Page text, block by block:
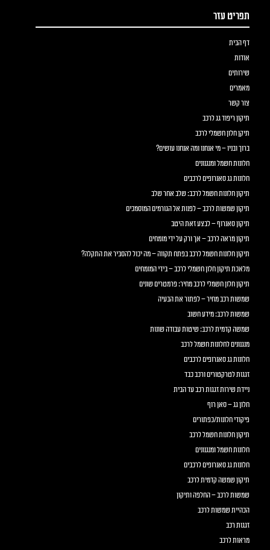
תפריט עזר
דף הבית
אודות
שירותים
מאמרים
צור קשר
תיקון ריפוד גג לרכב
תיקן חלון חשמלי לרכב
ברוך ובניו – מי אנחנו ומה אנחנו עושים?
חלונות חשמל ומנגנונים
חלונות גג סאנרופים לרכבים
תיקון חלונות חשמל לרכב: שלב אחר שלב
תיקון שמשות לרכב – לפנות אל הגורמים המוסמכים
תיקון סאנרוף – לבצע זאת היטב
תיקון מראה לרכב – אך ורק על ידי מומחים
תיקון חלונות חשמל לרכב בפתח תקווה – מה יכול להסביר את התקלה?
מלאכת תיקון חלון חשמלי לרכב – בידי המומחים
תיקון חלון חשמלי לרכב מחיר: פרמטרים שונים
שמשות רכב מחיר – לפתור את הבעיה
שמשות לרכב: מידע חשוב
שמשה קדמית לרכב: שיטות עבודה שונות
מנגנונים לחלונות חשמל לרכב
חלונות גג סאנרופים לרכבים
זגגות לטרקטורים ורכב כבד
ניידת שירות זגגות רכב עד הבית
חלון גג – סאן רוף
פיקודי חלונות/כפתורים
תיקון חלונות חשמל לרכב
חלונות חשמל ומנגנונים
חלונות גג סאנרופים לרכבים
תיקון שמשה קדמית לרכב
שמשות לרכב – החלפה ותיקון
הכהיית שמשות לרכב
זגגות רכב
מראות לרכב